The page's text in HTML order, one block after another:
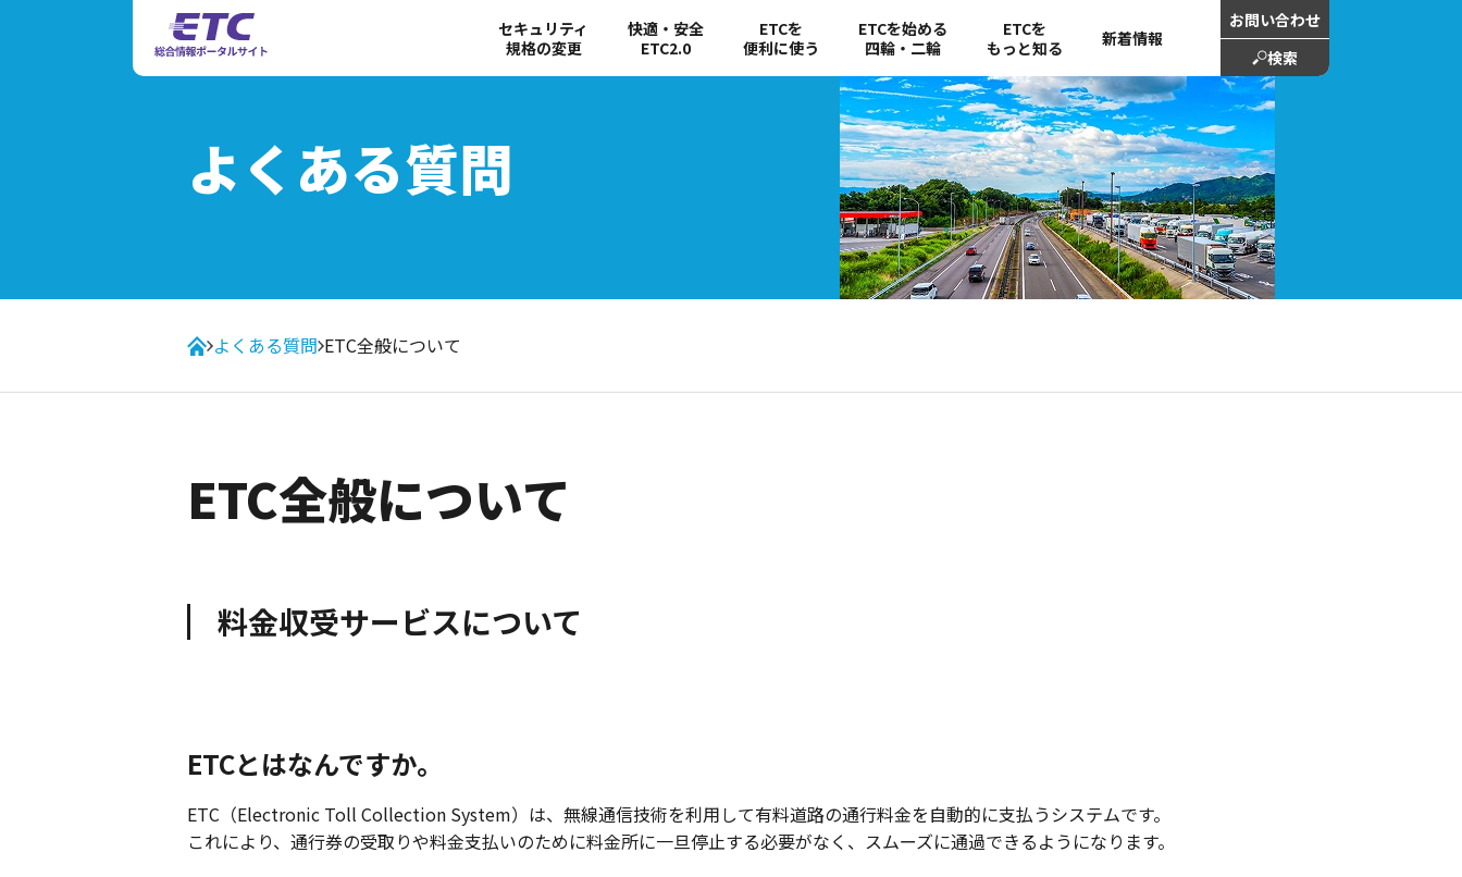
セキュリティ
規格の変更
快適・安全
ETC2.0
ETCを
便利に使う
ETCを始める
四輪・二輪
ETCを
もっと知る
新着情報
お問い合わせ
検索
よくある質問
よくある質問 ETC全般について
ETC全般について
料金収受サービスについて
ETCとはなんですか。
ETC（Electronic Toll Collection System）は、無線通信技術を利用して有料道路の通行料金を自動的に支払うシステムです。
これにより、通行券の受取りや料金支払いのために料金所に一旦停止する必要がなく、スムーズに通過できるようになります。